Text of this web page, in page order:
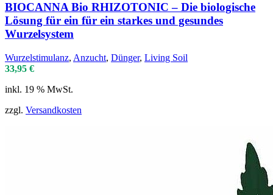
BIOCANNA Bio RHIZOTONIC – Die biologische
Lösung für ein für ein starkes und gesundes
Wurzelsystem
Wurzelstimulanz, Anzucht, Dünger, Living Soil
33,95 €
inkl. 19 % MwSt.
zzgl. Versandkosten